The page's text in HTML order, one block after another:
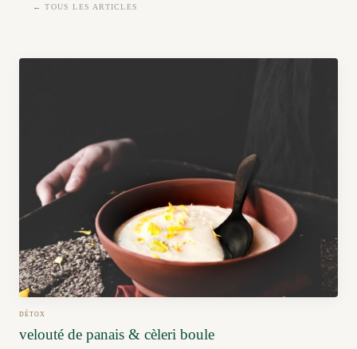
← TOUS LES ARTICLES
DÉTOX
velouté de panais & cèleri boule